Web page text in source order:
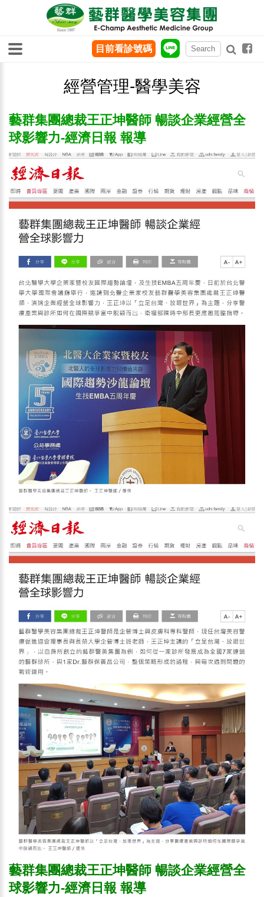
經營管理-醫學美容
藝群集團總裁王正坤醫師 暢談企業經營全
球影響力-經濟日報 報導
藝群集團總裁王正坤醫師 暢談企業經營全
球影響力-經濟日報 報導
目前看診號碼